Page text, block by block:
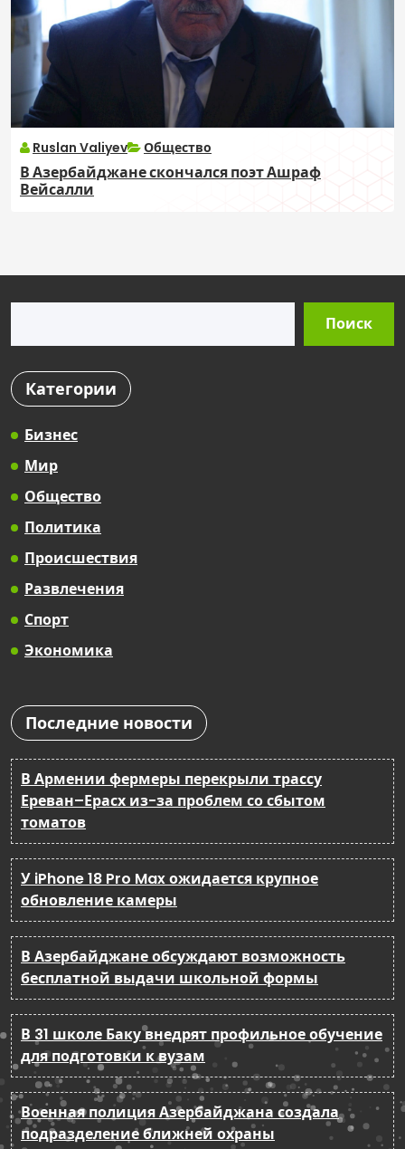
Ruslan Valiyev Общество
В Азербайджане скончался поэт Ашраф
Вейсалли
Поиск
Категории
Бизнес
Мир
Общество
Политика
Происшествия
Развлечения
Спорт
Экономика
Последние новости
В Армении фермеры перекрыли трассу
Ереван–Ерасх из-за проблем со сбытом
томатов
У iPhone 18 Pro Max ожидается крупное
обновление камеры
В Азербайджане обсуждают возможность
бесплатной выдачи школьной формы
В 31 школе Баку внедрят профильное обучение
для подготовки к вузам
Военная полиция Азербайджана создала
подразделение ближней охраны